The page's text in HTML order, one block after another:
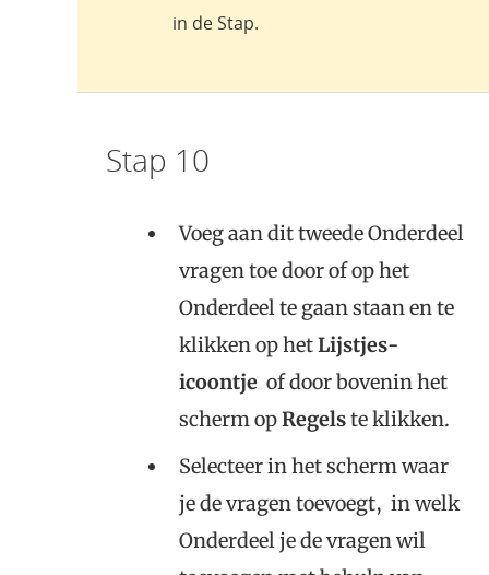
in de Stap.
Stap 10
Voeg aan dit tweede Onderdeel
vragen toe door of op het
Onderdeel te gaan staan en te
klikken op hetLijstjes-
icoontje of door bovenin het
scherm opRegelste klikken.
Selecteer in het scherm waar
je de vragen toevoegt, in welk
Onderdeel je de vragen wil